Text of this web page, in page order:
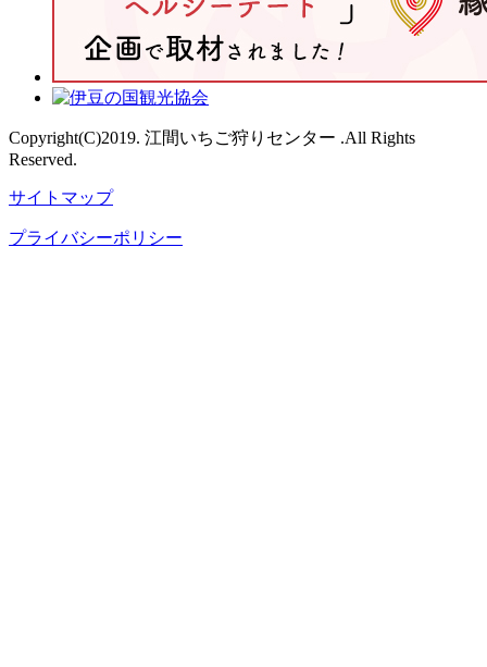
Copyright(C)2019. 江間いちご狩りセンター .All Rights
Reserved.
サイトマップ
プライバシーポリシー